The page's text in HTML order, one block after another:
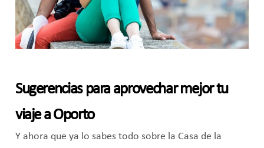
Sugerencias para aprovechar mejor tu
viaje a Oporto
Y ahora que ya lo sabes todo sobre la Casa de la